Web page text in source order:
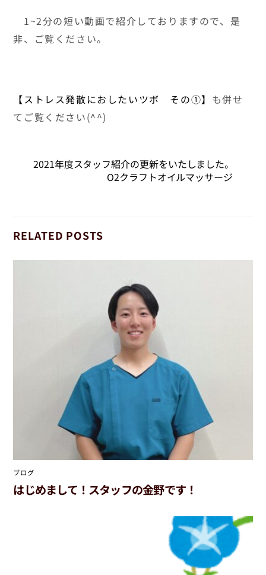
1~2分の短い動画で紹介しておりますので、是
非、ご覧ください。
【ストレス発散におしたいツボ その①】 も併せ
てご覧ください(^^)
2021年度スタッフ紹介の更新をいたしました。
O2クラフトオイルマッサージ
RELATED POSTS
ブログ
はじめまして！スタッフの金野です！